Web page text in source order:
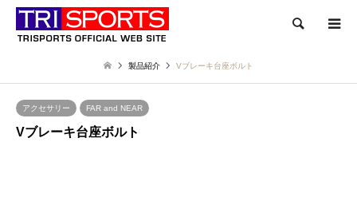
検索
製品紹介 Vブレーキ台座ボルト
アクセサリー FAR and NEAR
Vブレーキ台座ボルト